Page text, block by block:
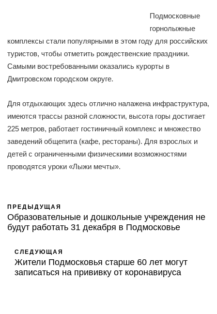
Подмосковные
горнолыжные
комплексы стали популярными в этом году для российских
туристов, чтобы отметить рождественские праздники.
Самыми востребованными оказались курорты в
Дмитровском городском округе.
Для отдыхающих здесь отлично налажена инфраструктура,
имеются трассы разной сложности, высота горы достигает
225 метров, работает гостиничный комплекс и множество
заведений общепита (кафе, рестораны). Для взрослых и
детей с ограниченными физическими возможностями
проводятся уроки «Лыжи мечты».
ПРЕДЫДУЩАЯ
Образовательные и дошкольные учреждения не
будут работать 31 декабря в Подмосковье
СЛЕДУЮЩАЯ
Жители Подмосковья старше 60 лет могут
записаться на прививку от коронавируса